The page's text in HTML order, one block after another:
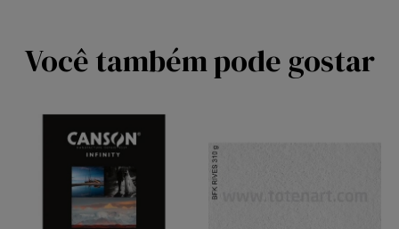
Você também pode gostar